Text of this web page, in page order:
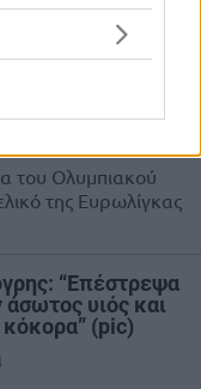
Ελλάδα
κομπλεξικό να
βγάζω το καπέλο
του Ολυμπιακού
της Ευρωλίγκας
“Επέστρεψα
άσωτος υιός και
(pic)